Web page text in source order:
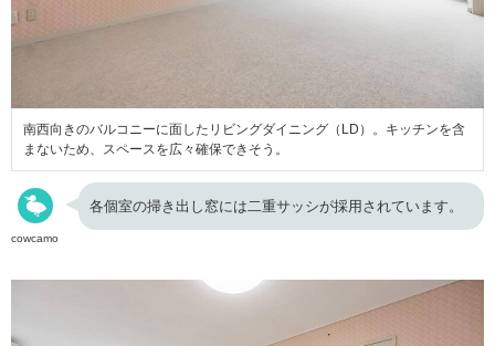
南西向きのバルコニーに面したリビングダイニング（LD）。キッチンを含
まないため、スペースを広々確保できそう。
cowcamo
各個室の掃き出し窓には二重サッシが採用されています。